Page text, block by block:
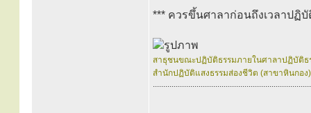
*** ควรขึ้นศาลาก่อนถึงเวลาปฏิบั
สาธุชนขณะปฏิบัติธรรมภายในศาลาปฏิบัติธ
สำนักปฏิบัติแสงธรรมส่องชีวิต (สาขาหินกอง)
............................................................................